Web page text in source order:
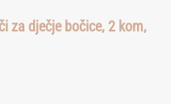
za dječje bočice, 2 kom,